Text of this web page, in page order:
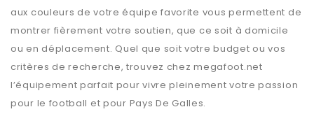
aux couleurs de votre équipe favorite vous permettent de
montrer fièrement votre soutien, que ce soit à domicile
ou en déplacement. Quel que soit votre budget ou vos
critères de recherche, trouvez chezmegafoot.net
l’équipement parfait pour vivre pleinement votre passion
pour le football et pour Pays De Galles.